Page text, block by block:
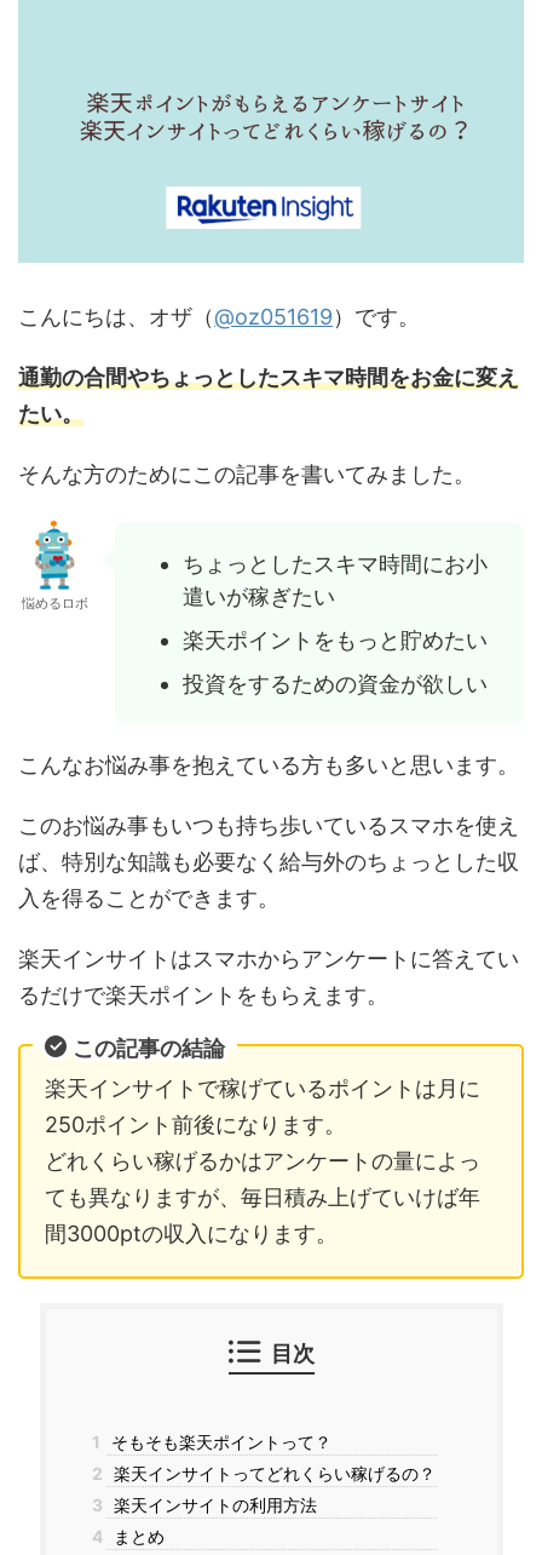
こんにちは、オザ（@oz051619）です。
通勤の合間やちょっとしたスキマ時間をお金に変え
たい。
そんな方のためにこの記事を書いてみました。
悩めるロボ
ちょっとしたスキマ時間にお小
遣いが稼ぎたい
楽天ポイントをもっと貯めたい
投資をするための資金が欲しい
こんなお悩み事を抱えている方も多いと思います。
このお悩み事もいつも持ち歩いているスマホを使え
ば、特別な知識も必要なく給与外のちょっとした収
入を得ることができます。
楽天インサイトはスマホからアンケートに答えてい
るだけで楽天ポイントをもらえます。
この記事の結論
楽天インサイトで稼げているポイントは月に
250ポイント前後になります。
どれくらい稼げるかはアンケートの量によっ
ても異なりますが、毎日積み上げていけば年
間3000ptの収入になります。
目次
1
そもそも楽天ポイントって？
2 楽天インサイトってどれくらい稼げるの？
3 楽天インサイトの利用方法
4
まとめ